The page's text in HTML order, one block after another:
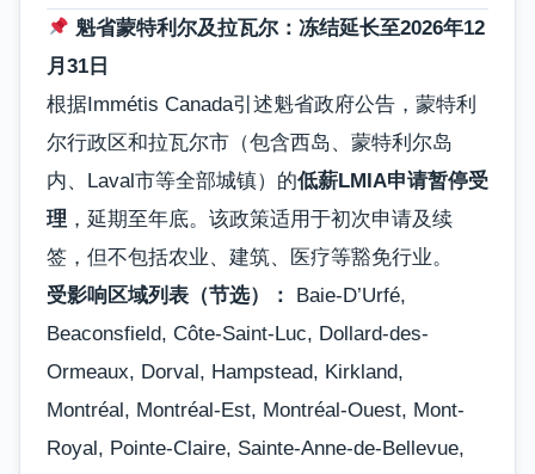
魁省蒙特利尔及拉瓦尔：冻结延长至2026年12
月31日
根据Immétis Canada引述魁省政府公告，蒙特利
尔行政区和拉瓦尔市（包含西岛、蒙特利尔岛
内、Laval市等全部城镇）的低薪LMIA申请暂停受
理 ，延期至年底。该政策适用于初次申请及续
签，但不包括农业、建筑、医疗等豁免行业。
受影响区域列表（节选）：
Baie-D’Urfé,
Beaconsfield, Côte-Saint-Luc, Dollard-des-
Ormeaux, Dorval, Hampstead, Kirkland,
Montréal, Montréal-Est, Montréal-Ouest, Mont-
Royal, Pointe-Claire, Sainte-Anne-de-Bellevue,